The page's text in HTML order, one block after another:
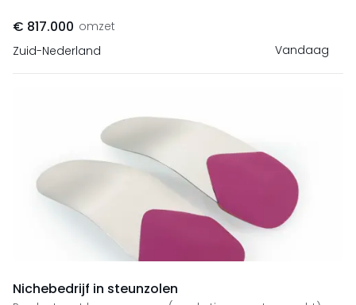
€ 817.000 omzet
Zuid-Nederland
Vandaag
Nichebedrijf in steunzolen